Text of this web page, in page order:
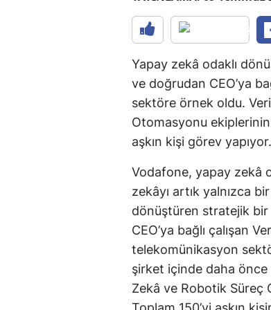
Yapay zekâ odaklı
ve doğrudan CEO’ya
sektöre örnek oldu.
Otomasyonu ekiplerinin
aşkın kişi görev yapıyor.
Vodafone, yapay zekâ
zekâyı artık yalnızca
dönüştüren stratejik
CEO’ya bağlı çalışan
telekomünikasyon
şirket içinde daha önce
Zekâ ve Robotik Süreç